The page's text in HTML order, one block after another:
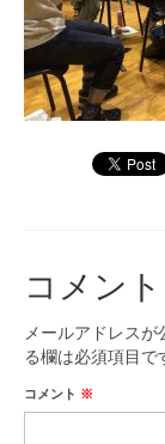
ご寄付のお
演奏会の歴
出張演奏
九大フィル
コメン
メールアドレスが
る欄は必須項目で
コメント ※